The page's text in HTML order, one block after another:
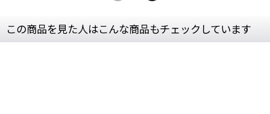
この商品を見た人はこんな商品もチェックしています